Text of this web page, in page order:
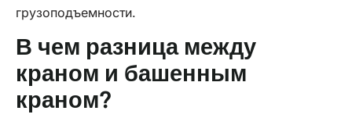
грузоподъемности.
В чем разница между
краном и башенным
краном?